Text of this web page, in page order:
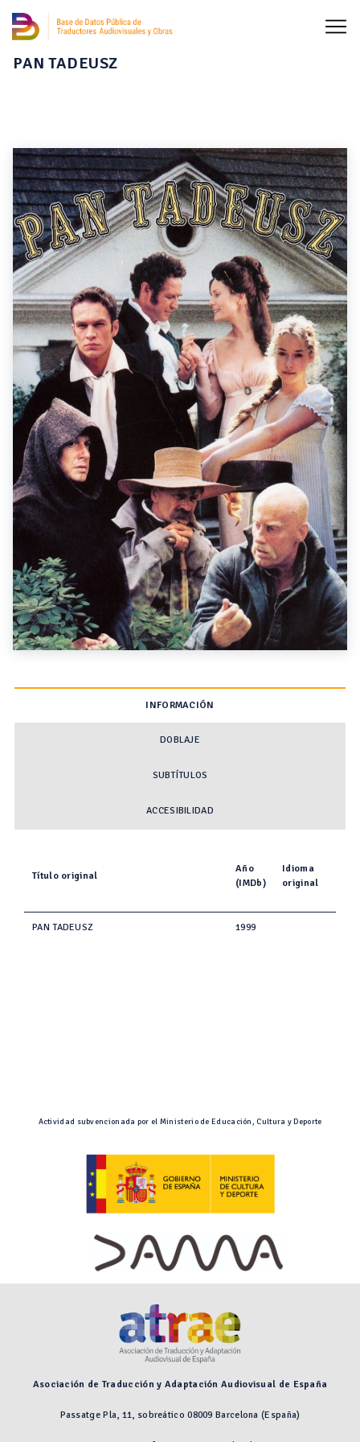
PAN TADEUSZ
INFORMACIÓN
DOBLAJE
SUBTÍTULOS
ACCESIBILIDAD
Título original
Año
(IMDb)
Idioma
original
PAN TADEUSZ 1999
Actividad subvencionada por el Ministerio de Educación, Cultura y Deporte
Asociación de Traducción y Adaptación Audiovisual de España
Passatge Pla, 11, sobreático 08009 Barcelona (España)